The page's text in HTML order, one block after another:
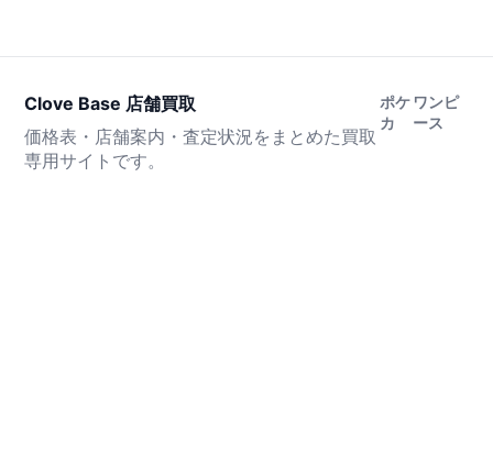
Clove Base 店舗買取
価格表・店舗案内・査定状況をまとめた買取
専用サイトです。
ポケ
カ
ワンピ
ース